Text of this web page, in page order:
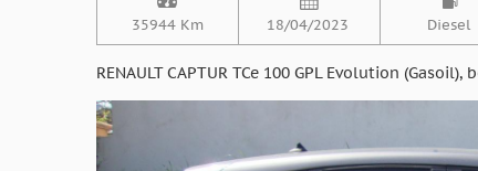
35944 Km 18/04/2023 Diesel
RENAULT CAPTUR TCe 100 GPL Evolution